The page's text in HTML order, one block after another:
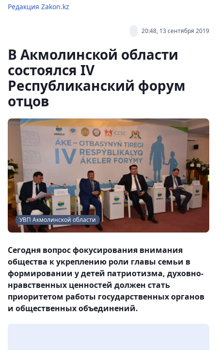
Редакция Zakon.kz
20:48, 13 сентября 2019
В Акмолинской области
состоялся IV
Республиканский форум
отцов
УВП Акмолинской области
Сегодня вопрос фокусирования внимания
общества к укреплению роли главы семьи в
формировании у детей патриотизма, духовно-
нравственных ценностей должен стать
приоритетом работы государственных органов
и общественных объединений.